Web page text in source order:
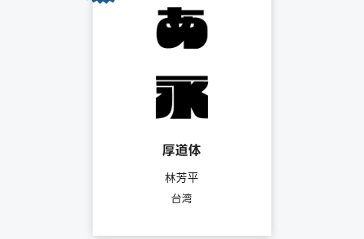
厚道体
林芳平
台湾